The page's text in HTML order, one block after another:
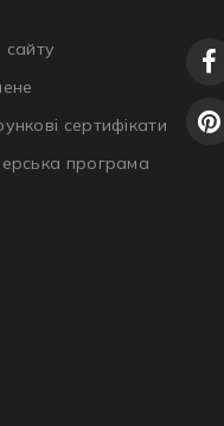
сертифікати
програма